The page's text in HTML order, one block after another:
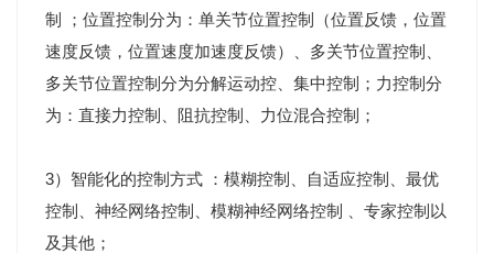
制 ；位置控制分为：单关节位置控制（位置反馈，位置
速度反馈，位置速度加速度反馈）、多关节位置控制、
多关节位置控制分为分解运动控、集中控制；力控制分
为：直接力控制、阻抗控制、力位混合控制；
3）智能化的控制方式 ：模糊控制、自适应控制、最优
控制、神经网络控制、模糊神经网络控制 、专家控制以
及其他；